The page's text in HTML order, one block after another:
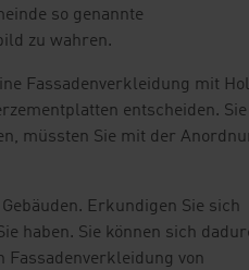
so genannte
zu wahren.
Fassadenverkleidung mit
entscheiden. Sie
müssten Sie mit der
Erkundigen Sie sich
haben. Sie können sich
Fassadenverkleidung von